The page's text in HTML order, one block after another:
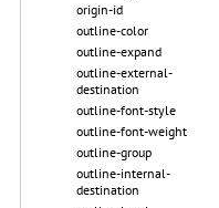
origin-id
outline-color
outline-expand
outline-external-
destination
outline-font-style
outline-font-weight
outline-group
outline-internal-
destination